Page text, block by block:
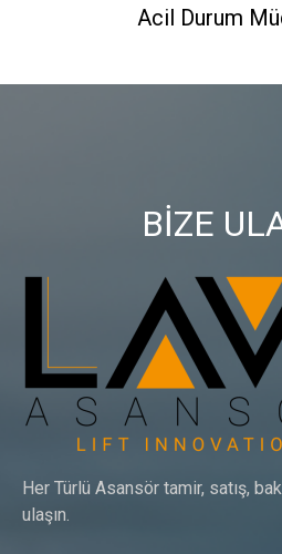
Acil Durum
BİZE
Her Türlü Asansör tamir, satış,
ulaşın.